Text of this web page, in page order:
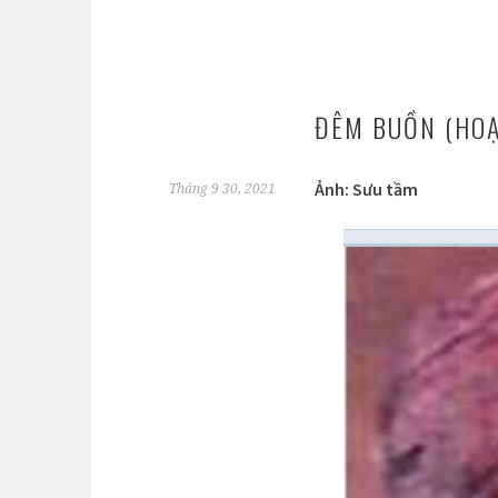
ĐÊM BUỒN
Tháng 9 30, 2021 Ảnh: Sưu tầm